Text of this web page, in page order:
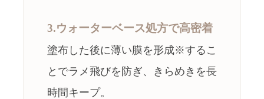
3.ウォーターベース処方で高密着
塗布した後に薄い膜を形成※するこ
とでラメ飛びを防ぎ、きらめきを長
時間キープ。